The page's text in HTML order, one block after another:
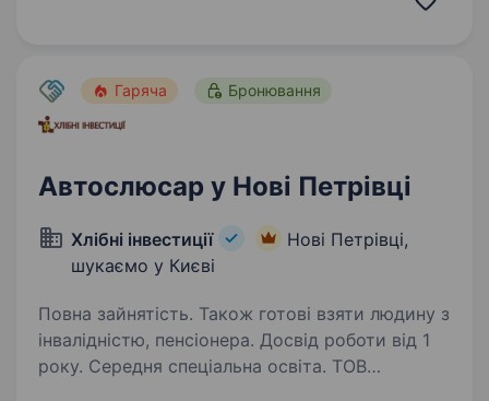
(свердлити, пиляти,…
Гаряча Бронювання
Автослюсар у Нові Петрівці
Хлібні інвестиції
Нові Петрівці,
шукаємо у Києві
Повна зайнятість. Також готові взяти людину з
інвалідністю, пенсіонера. Досвід роботи від 1
року. Середня спеціальна освіта. ТОВ